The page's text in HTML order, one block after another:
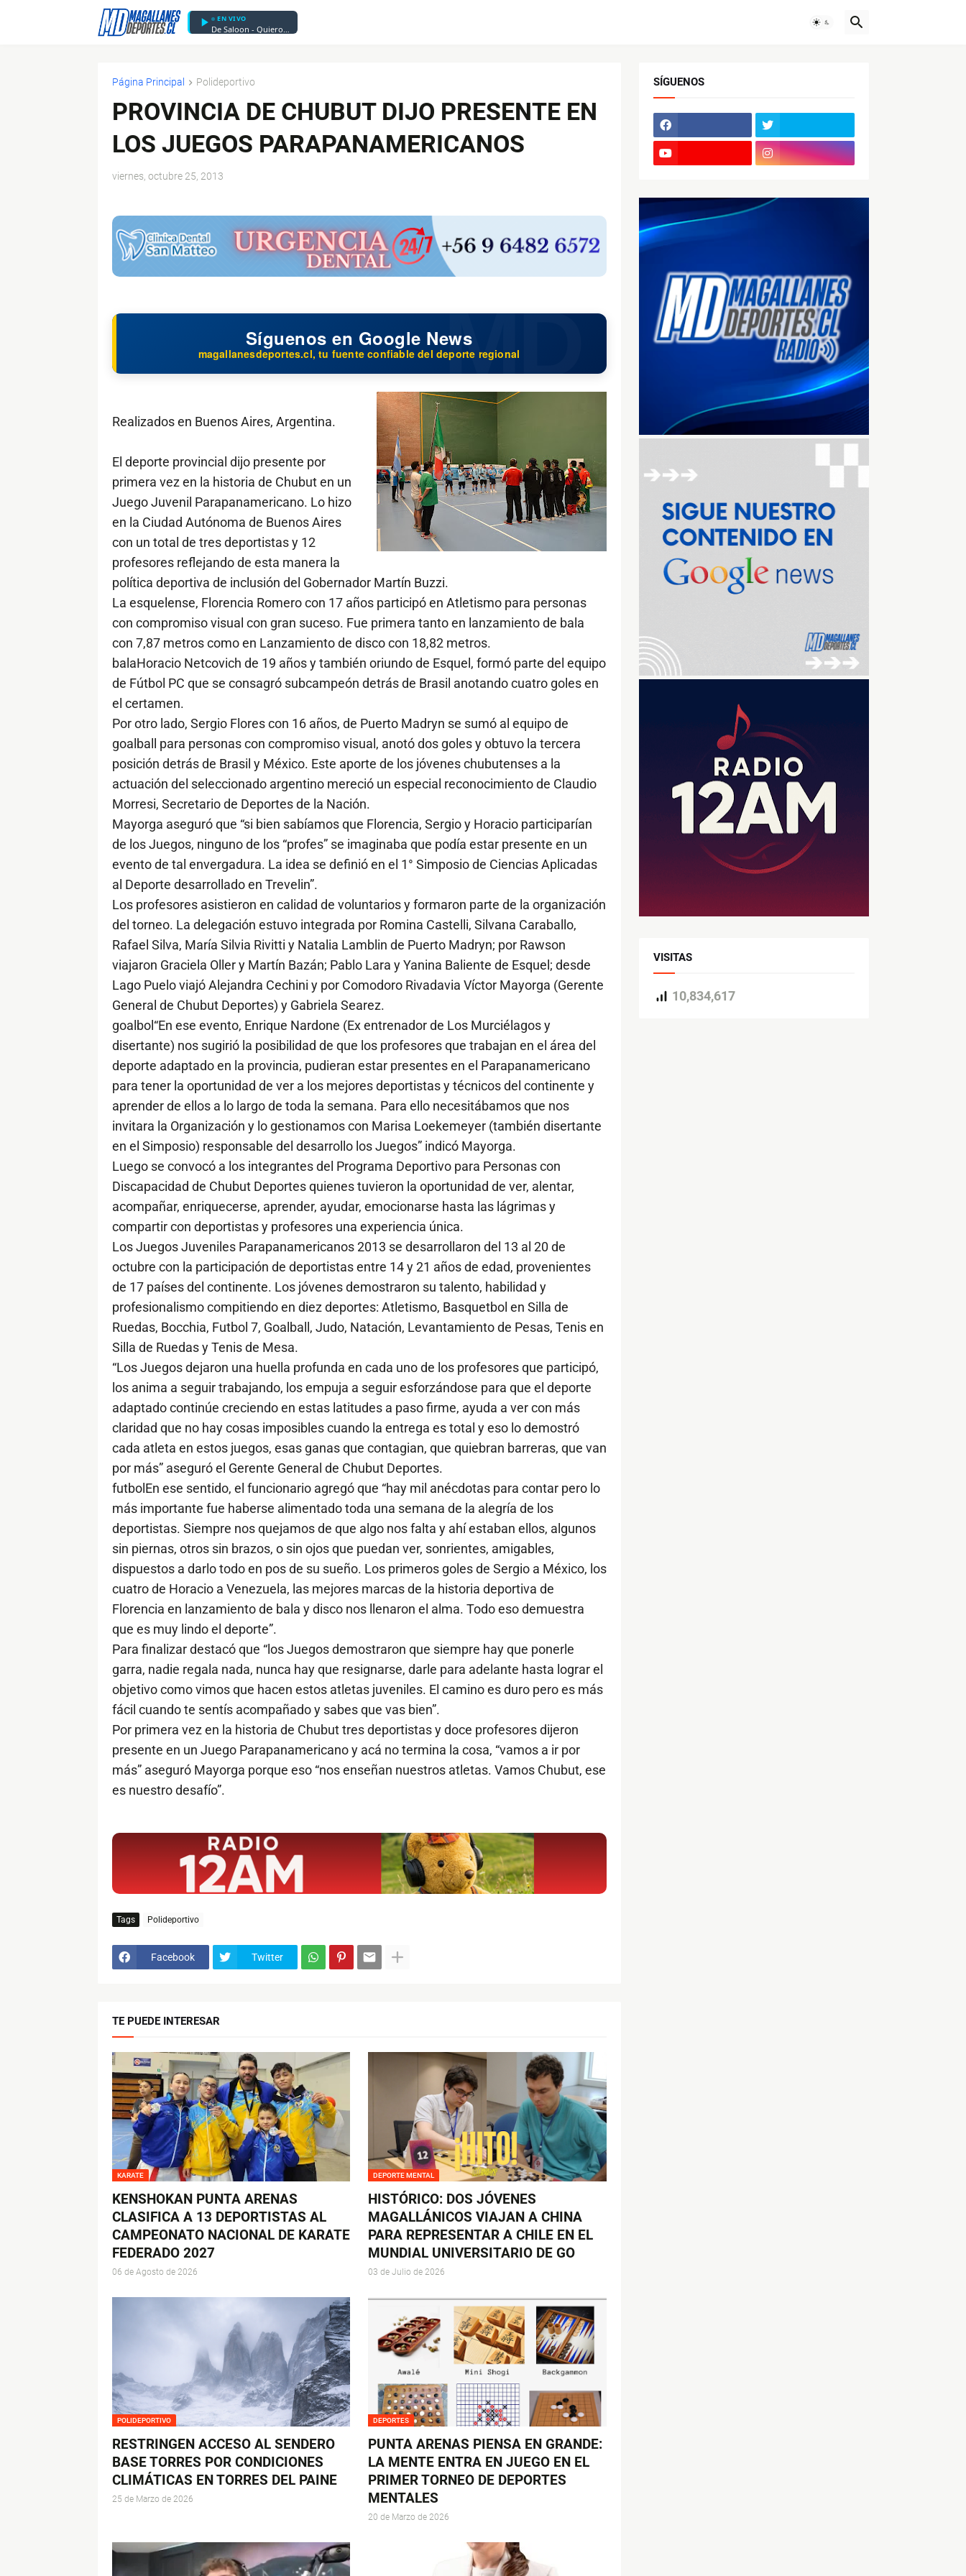
EN VIVO
De Saloon - Quiero hacerte feliz
Página Principal Polideportivo
PROVINCIA DE CHUBUT DIJO PRESENTE EN
LOS JUEGOS PARAPANAMERICANOS
viernes, octubre 25, 2013
Síguenos en Google News
magallanesdeportes.cl, tu fuente confiable del deporte regional
Realizados en Buenos Aires, Argentina.
El deporte provincial dijo presente por
primera vez en la historia de Chubut en un
Juego Juvenil Parapanamericano. Lo hizo
en la Ciudad Autónoma de Buenos Aires
con un total de tres deportistas y 12
profesores reflejando de esta manera la
política deportiva de inclusión del Gobernador Martín Buzzi.
La esquelense, Florencia Romero con 17 años participó en Atletismo para personas
con compromiso visual con gran suceso. Fue primera tanto en lanzamiento de bala
con 7,87 metros como en Lanzamiento de disco con 18,82 metros.
balaHoracio Netcovich de 19 años y también oriundo de Esquel, formó parte del equipo
de Fútbol PC que se consagró subcampeón detrás de Brasil anotando cuatro goles en
el certamen.
Por otro lado, Sergio Flores con 16 años, de Puerto Madryn se sumó al equipo de
goalball para personas con compromiso visual, anotó dos goles y obtuvo la tercera
posición detrás de Brasil y México. Este aporte de los jóvenes chubutenses a la
actuación del seleccionado argentino mereció un especial reconocimiento de Claudio
Morresi, Secretario de Deportes de la Nación.
Mayorga aseguró que “si bien sabíamos que Florencia, Sergio y Horacio participarían
de los Juegos, ninguno de los “profes” se imaginaba que podía estar presente en un
evento de tal envergadura. La idea se definió en el 1° Simposio de Ciencias Aplicadas
al Deporte desarrollado en Trevelin”.
Los profesores asistieron en calidad de voluntarios y formaron parte de la organización
del torneo. La delegación estuvo integrada por Romina Castelli, Silvana Caraballo,
Rafael Silva, María Silvia Rivitti y Natalia Lamblin de Puerto Madryn; por Rawson
viajaron Graciela Oller y Martín Bazán; Pablo Lara y Yanina Baliente de Esquel; desde
Lago Puelo viajó Alejandra Cechini y por Comodoro Rivadavia Víctor Mayorga (Gerente
General de Chubut Deportes) y Gabriela Searez.
goalbol“En ese evento, Enrique Nardone (Ex entrenador de Los Murciélagos y
disertante) nos sugirió la posibilidad de que los profesores que trabajan en el área del
deporte adaptado en la provincia, pudieran estar presentes en el Parapanamericano
para tener la oportunidad de ver a los mejores deportistas y técnicos del continente y
aprender de ellos a lo largo de toda la semana. Para ello necesitábamos que nos
invitara la Organización y lo gestionamos con Marisa Loekemeyer (también disertante
en el Simposio) responsable del desarrollo los Juegos” indicó Mayorga.
Luego se convocó a los integrantes del Programa Deportivo para Personas con
Discapacidad de Chubut Deportes quienes tuvieron la oportunidad de ver, alentar,
acompañar, enriquecerse, aprender, ayudar, emocionarse hasta las lágrimas y
compartir con deportistas y profesores una experiencia única.
Los Juegos Juveniles Parapanamericanos 2013 se desarrollaron del 13 al 20 de
octubre con la participación de deportistas entre 14 y 21 años de edad, provenientes
de 17 países del continente. Los jóvenes demostraron su talento, habilidad y
profesionalismo compitiendo en diez deportes: Atletismo, Basquetbol en Silla de
Ruedas, Bocchia, Futbol 7, Goalball, Judo, Natación, Levantamiento de Pesas, Tenis en
Silla de Ruedas y Tenis de Mesa.
“Los Juegos dejaron una huella profunda en cada uno de los profesores que participó,
los anima a seguir trabajando, los empuja a seguir esforzándose para que el deporte
adaptado continúe creciendo en estas latitudes a paso firme, ayuda a ver con más
claridad que no hay cosas imposibles cuando la entrega es total y eso lo demostró
cada atleta en estos juegos, esas ganas que contagian, que quiebran barreras, que van
por más” aseguró el Gerente General de Chubut Deportes.
futbolEn ese sentido, el funcionario agregó que “hay mil anécdotas para contar pero lo
más importante fue haberse alimentado toda una semana de la alegría de los
deportistas. Siempre nos quejamos de que algo nos falta y ahí estaban ellos, algunos
sin piernas, otros sin brazos, o sin ojos que puedan ver, sonrientes, amigables,
dispuestos a darlo todo en pos de su sueño. Los primeros goles de Sergio a México, los
cuatro de Horacio a Venezuela, las mejores marcas de la historia deportiva de
Florencia en lanzamiento de bala y disco nos llenaron el alma. Todo eso demuestra
que es muy lindo el deporte”.
Para finalizar destacó que “los Juegos demostraron que siempre hay que ponerle
garra, nadie regala nada, nunca hay que resignarse, darle para adelante hasta lograr el
objetivo como vimos que hacen estos atletas juveniles. El camino es duro pero es más
fácil cuando te sentís acompañado y sabes que vas bien”.
Por primera vez en la historia de Chubut tres deportistas y doce profesores dijeron
presente en un Juego Parapanamericano y acá no termina la cosa, “vamos a ir por
más” aseguró Mayorga porque eso “nos enseñan nuestros atletas. Vamos Chubut, ese
es nuestro desafío”.
Tags Polideportivo
Facebook Twitter
TE PUEDE INTERESAR
KARATE
KENSHOKAN PUNTA ARENAS
CLASIFICA A 13 DEPORTISTAS AL
CAMPEONATO NACIONAL DE KARATE
FEDERADO 2027
06 de Agosto de 2026
DEPORTE MENTAL
HISTÓRICO: DOS JÓVENES
MAGALLÁNICOS VIAJAN A CHINA
PARA REPRESENTAR A CHILE EN EL
MUNDIAL UNIVERSITARIO DE GO
03 de Julio de 2026
POLIDEPORTIVO
RESTRINGEN ACCESO AL SENDERO
BASE TORRES POR CONDICIONES
CLIMÁTICAS EN TORRES DEL PAINE
25 de Marzo de 2026
DEPORTES
PUNTA ARENAS PIENSA EN GRANDE:
LA MENTE ENTRA EN JUEGO EN EL
PRIMER TORNEO DE DEPORTES
MENTALES
20 de Marzo de 2026
SÍGUENOS
VISITAS
10,834,617